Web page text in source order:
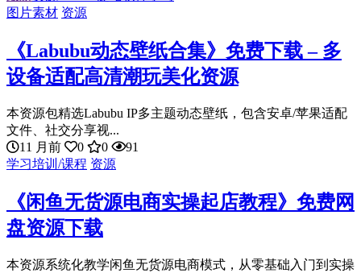
图片素材 资源
《Labubu动态壁纸合集》免费下载 – 多
设备适配高清潮玩美化资源
本资源包精选Labubu IP多主题动态壁纸，包含安卓/苹果适配
文件、社交分享视...
11 月前
0 0
91
学习培训/课程 资源
《闲鱼无货源电商实操起店教程》免费网
盘资源下载
本资源系统化教学闲鱼无货源电商模式，从零基础入门到实操